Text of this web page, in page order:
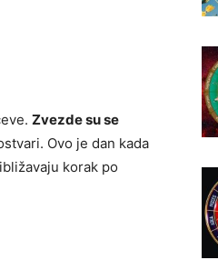
Zvezde su se
Ovo je dan kada
korak po